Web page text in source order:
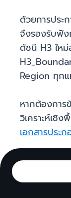
ด้วยการประ
จึงรองรับฟัง
ดัชนี H3 ให
Region ทุก
หากต้องการ
วิเคราะห์เชิ
เอกสารประ